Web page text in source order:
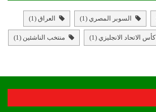
السوبر المصري (1) العراق (1)
كأس الاتحاد الانجليزي (1) منتخب الناشئين (1)